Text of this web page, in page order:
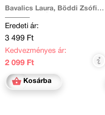
Bavalics Laura, Böddi Zsófia,
Eredeti ár:
3 499 Ft
Kedvezményes ár:
2 099 Ft
Kosárba